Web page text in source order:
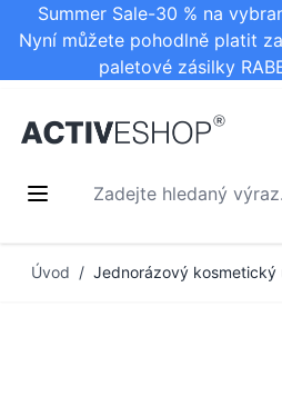
Summer Sale-30 % na
Nyní můžete pohodlně platit
paletové zásilky
Zadejte hledaný výraz...
Úvod / Jednorázový kosmetický